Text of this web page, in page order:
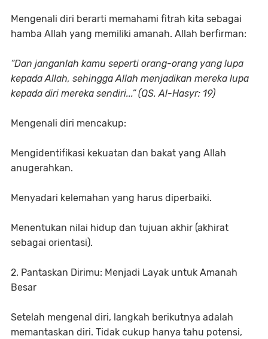
Mengenali diri berarti memahami fitrah kita sebagai
hamba Allah yang memiliki amanah. Allah berfirman:
“Dan janganlah kamu seperti orang-orang yang lupa
kepada Allah, sehingga Allah menjadikan mereka lupa
kepada diri mereka sendiri...” (QS. Al-Hasyr: 19)
Mengenali diri mencakup:
Mengidentifikasi kekuatan dan bakat yang Allah
anugerahkan.
Menyadari kelemahan yang harus diperbaiki.
Menentukan nilai hidup dan tujuan akhir (akhirat
sebagai orientasi).
2. Pantaskan Dirimu: Menjadi Layak untuk Amanah
Besar
Setelah mengenal diri, langkah berikutnya adalah
memantaskan diri. Tidak cukup hanya tahu potensi,